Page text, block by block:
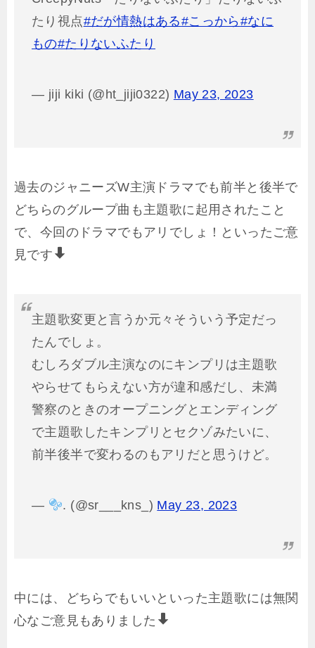
たり視点#だが情熱はある#こっから #なに
もの#たりないふたり
— jiji kiki (@ht_jiji0322) May 23, 2023
過去のジャニーズW主演ドラマでも前半と後半で
どちらのグループ曲も主題歌に起用されたこと
で、今回のドラマでもアリでしょ！といったご意
見です
主題歌変更と言うか元々そういう予定だっ
たんでしょ。
むしろダブル主演なのにキンプリは主題歌
やらせてもらえない方が違和感だし、未満
警察のときのオープニングとエンディング
で主題歌したキンプリとセクゾみたいに、
前半後半で変わるのもアリだと思うけど。
— . (@sr___kns_) May 23, 2023
中には、どちらでもいいといった主題歌には無関
心なご意見もありました